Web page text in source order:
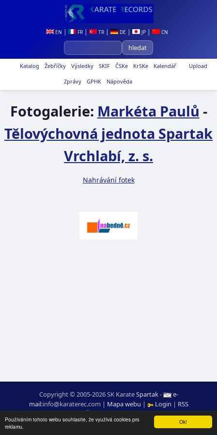
Ok!
Používáním tohoto webu souhlasíte, že využívá cookies pro
reklamu.
EN | FR | TR | DE | JP | CN
Upload
Katalog Žebříčky Výsledky SKIF ČSKe KrSKe Kalendář
Zprávy GPHK Nápověda
Fotogalerie: Markéta Paulů -
Tělovýchovná jednota Spartak
Vrchlabí, z. s.
Nahrávání fotek
Copyright © 2005-2026 SK KarateSpartak-
e-
mail:moc.ceretarak@ofni | Mapa webu | Login | RSS
webdesign:Ing. Pavel Švojgr,výsledky karate: Mgr. Jiří Kotala